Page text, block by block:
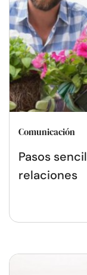
Comunicación
Pasos
relaciones